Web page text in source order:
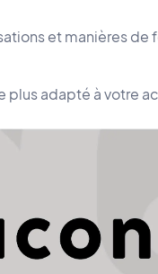
et manières
plus adapté à votre